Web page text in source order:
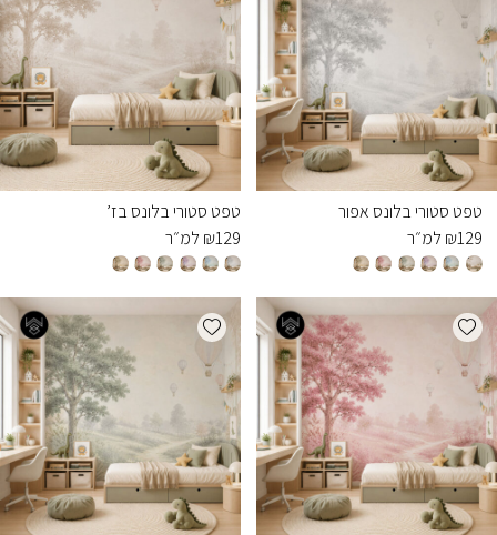
טפט סטורי בלונס אפור
₪129 למ״ר
טפט סטורי בלונס בז’
₪129 למ״ר
Add wishlist
Add wishlist